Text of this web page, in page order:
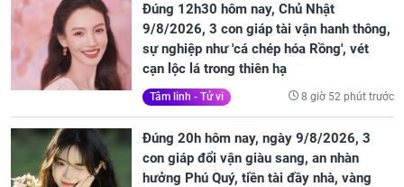
Đúng 12h30 hôm nay, Chủ Nhật
9/8/2026, 3 con giáp tài vận hanh thông,
sự nghiệp như 'cá chép hóa Rồng', vét
cạn lộc lá trong thiên hạ
Tâm linh - Tử vi 8 giờ 52 phút trước
Đúng 20h hôm nay, ngày 9/8/2026, 3
con giáp đổi vận giàu sang, an nhàn
hưởng Phú Quý, tiền tài đầy nhà, vàng